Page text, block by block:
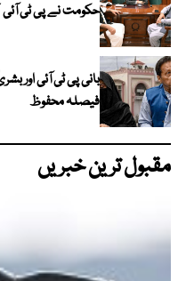
حکومت نے پی ٹی
بانی پی ٹی آئی اور
فیصلہ محفوظ
مقبول ترین خبریں